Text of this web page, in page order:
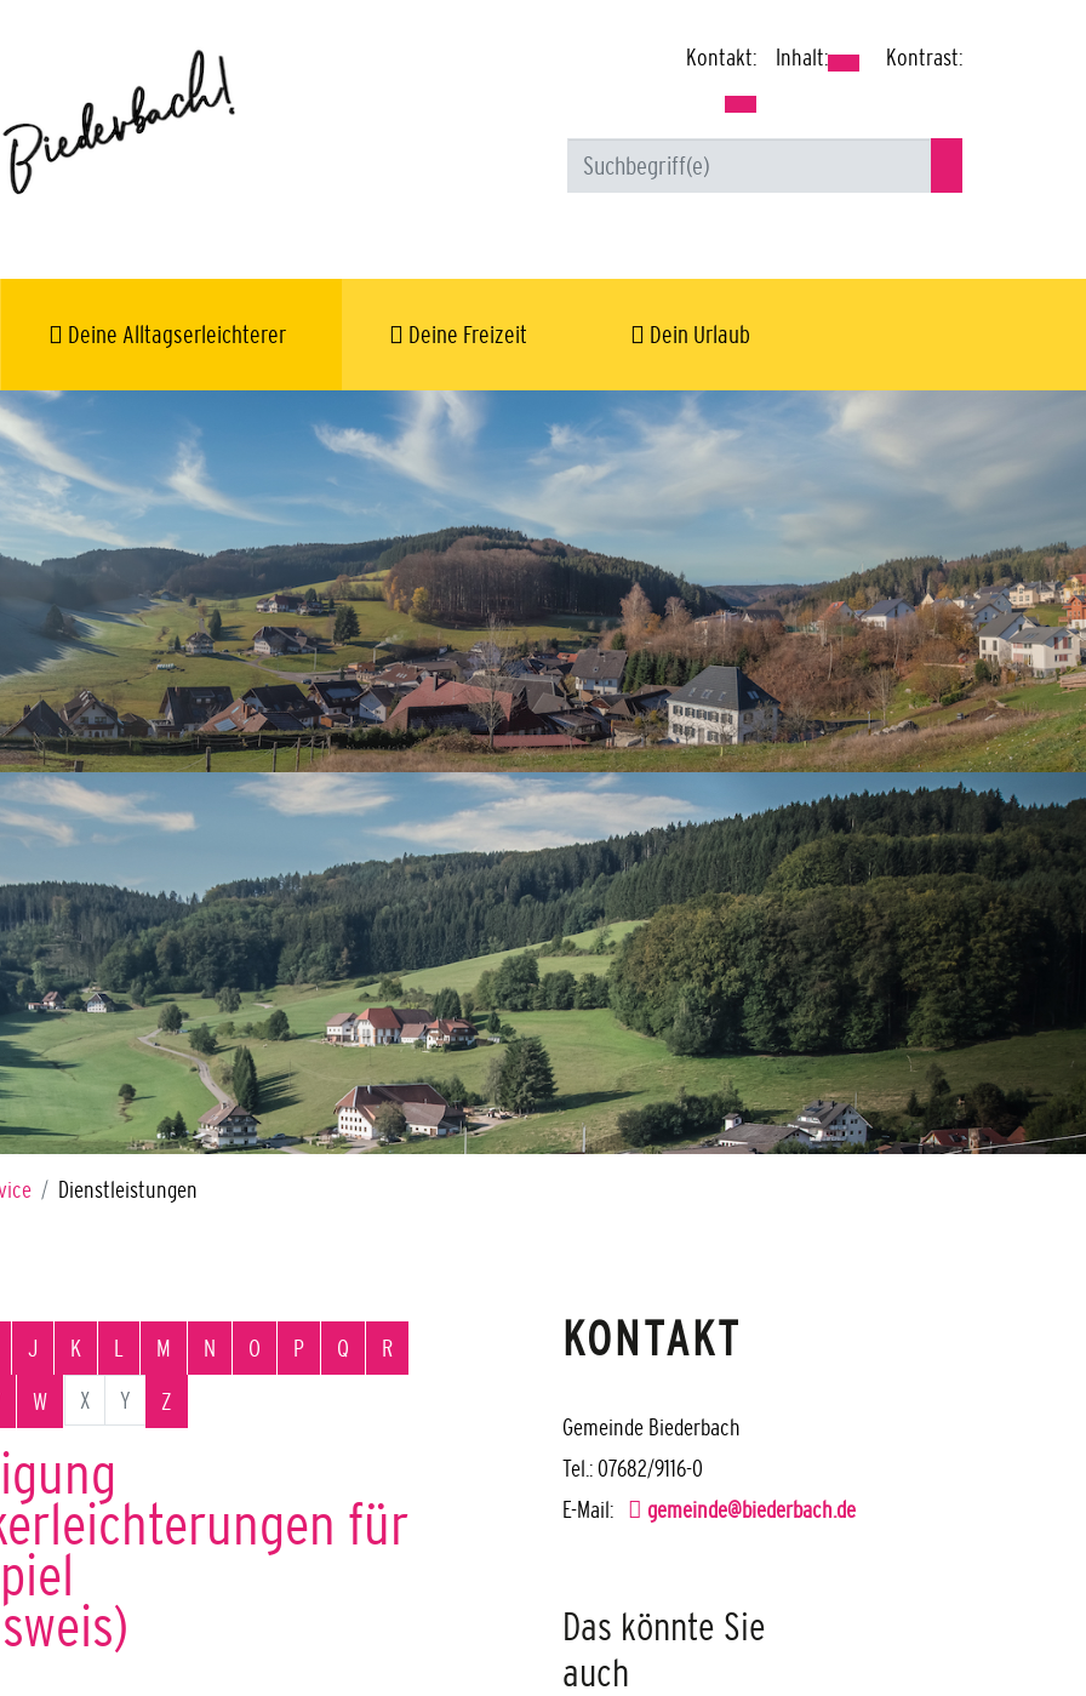
Kontakt: Inhalt: Kontrast:
Deine Alltagserleichterer Deine Freizeit Dein Urlaub
Dienstleistungen
J K L M N O P Q
R
W X Y Z
für
KONTAKT
Gemeinde Biederbach
Tel.: 07682/9116-0
E-Mail:
gemeinde@biederbach.de
Das könnte Sie
auch